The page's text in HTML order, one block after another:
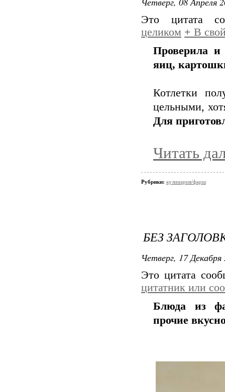
Это цитата
целиком + В
Проверила и
яиц,
Котлетки
цельными,
Для
Читать
Рубрики: кулинария/фарш
БЕЗ
Четверг, 17
Это цитата
цитатник или
Блюда из
прочие